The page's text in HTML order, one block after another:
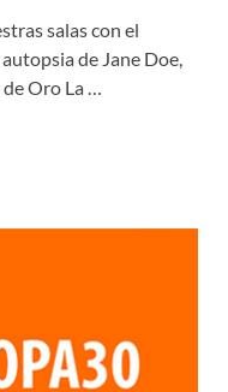
salas con el
de Jane Doe,
Oro La …